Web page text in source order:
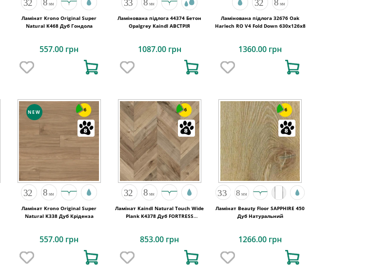
Ламінат Krono Original Super
Natural K468 Дуб Гондола
557.00 грн
Ламінована підлога 44374 Бетон
Opalgrey Kaindl АВСТРІЯ
1087.00 грн
Ламінована підлога 32676 Oak
Harlech RO V4 Fold Down 630x126x8
1360.00 грн
NEW 6
Ламінат Krono Original Super
Natural K338 Дуб Кріденза
557.00 грн
6
Ламінат Kaindl Natural Touch Wide
Plank K4378 Дуб FORTRESS
853.00 грн
6
Ламінат Beauty Floor SAPPHIRE 450
Дуб Натуральний
1266.00 грн